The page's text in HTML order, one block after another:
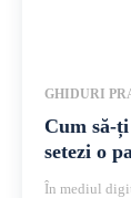
GHIDURI
Cum să-
setezi o
În mediul